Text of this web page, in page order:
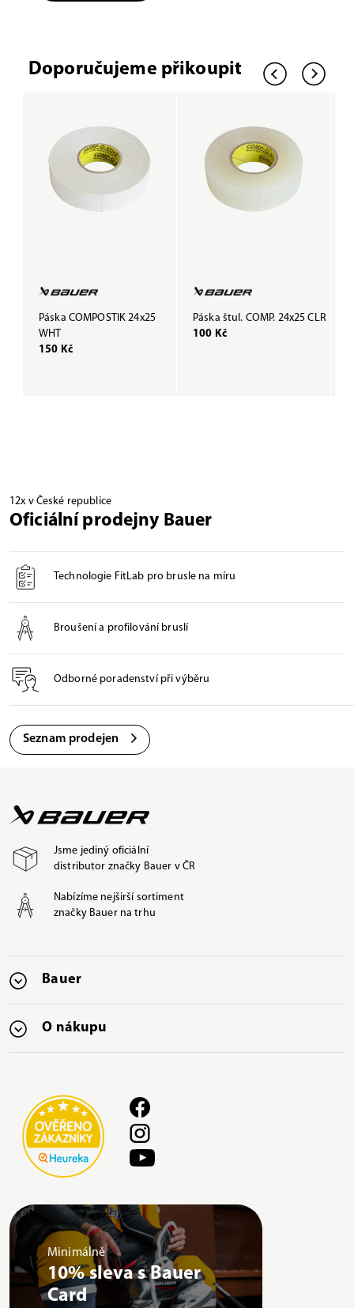
Doporučujeme přikoupit
Páska COMPOSTIK 24x25
WHT
150 Kč
Páska štul. COMP. 24x25 CLR
100 Kč
12x v České republice
Oficiální prodejny Bauer
Technologie FitLab pro brusle na míru
Broušení a profilování bruslí
Odborné poradenství při výběru
Seznam prodejen
Jsme jediný oficiální
distributor značky Bauer v ČR
Nabízíme nejširší sortiment
značky Bauer na trhu
Bauer
O nákupu
Minimálně
10% sleva s Bauer
Card